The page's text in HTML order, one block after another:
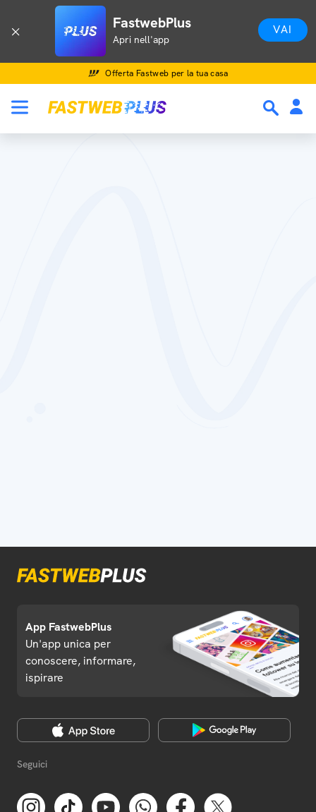
FastwebPlus
Apri nell'app
VAI
Offerta Fastweb per la tua casa
App FastwebPlus
Un'app unica per
conoscere, informare,
ispirare
Seguici